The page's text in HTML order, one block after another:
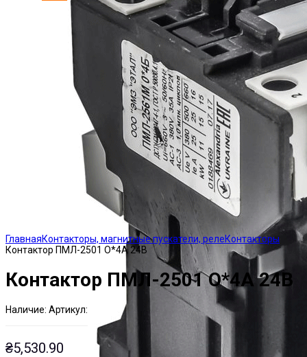
ГлавнаяКонтакторы, магнитные пускатели, релеКонтакторы
Контактор ПМЛ-2501 О*4А 24В
Контактор ПМЛ-2501 О*4А 24В
Наличие: Есть на складе
Артикул:
₴5,530.90